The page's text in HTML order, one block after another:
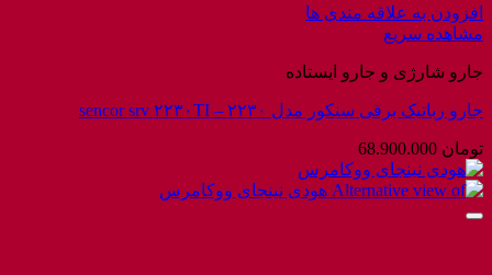
افزودن به علاقه مندی ها
مشاهده سریع
جارو شارژی و جارو ایستاده
جارو رباتیک برقی سنکور مدل ۲۲۳۰ – sencor srv ۲۲۳۰TI
تومان